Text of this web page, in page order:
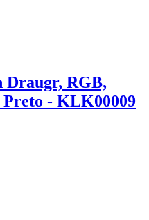
Draugr, RGB,
Preto - KLK00009